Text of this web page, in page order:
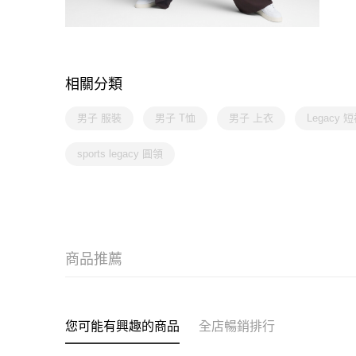
相關分類
男子 服裝 男子 T恤 男子 上衣 Legacy 短
sports legacy 圓領
商品推薦
您可能有興趣的商品 全店暢銷排行